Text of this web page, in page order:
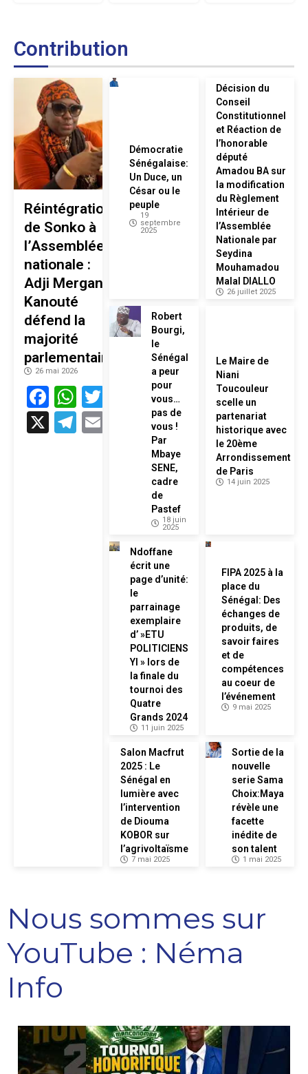
Contribution
Réintégration
de Sonko à
l’Assemblée
nationale :
Adji Mergane
Kanouté
défend la
majorité
parlementaire
26 mai 2026
Facebook
WhatsApp
Twitter
X
Telegram
Email
Démocratie
Sénégalaise:
Un Duce, un
César ou le
peuple
19
septembre
2025
Décision du
Conseil
Constitutionnel
et Réaction de
l’honorable
député
Amadou BA sur
la modification
du Règlement
Intérieur de
l’Assemblée
Nationale par
Seydina
Mouhamadou
Malal DIALLO
26 juillet 2025
Robert
Bourgi,
le
Sénégal
a peur
pour
vous…
pas de
vous !
Par
Mbaye
SENE,
cadre
de
Pastef
18 juin
2025
Le Maire de
Niani
Toucouleur
scelle un
partenariat
historique avec
le 20ème
Arrondissement
de Paris
14 juin 2025
Ndoffane
écrit une
page d’unité:
le
parrainage
exemplaire
d’ »ETU
POLITICIENS
YI » lors de
la finale du
tournoi des
Quatre
Grands 2024
11 juin 2025
FIPA 2025 à la
place du
Sénégal: Des
échanges de
produits, de
savoir faires
et de
compétences
au coeur de
l’événement
9 mai 2025
Salon Macfrut
2025 : Le
Sénégal en
lumière avec
l’intervention
de Diouma
KOBOR sur
l’agrivoltaïsme
7 mai 2025
Sortie de la
nouvelle
serie Sama
Choix:Maya
révèle une
facette
inédite de
son talent
1 mai 2025
Nous sommes sur
YouTube : Néma
Info